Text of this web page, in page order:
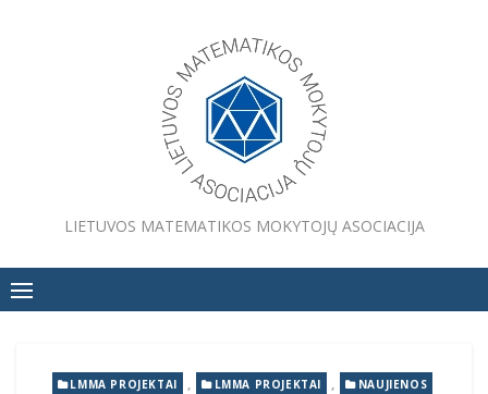
LIETUVOS MATEMATIKOS MOKYTOJŲ ASOCIACIJA
LMMA PROJEKTAI , LMMA PROJEKTAI , NAUJIENOS